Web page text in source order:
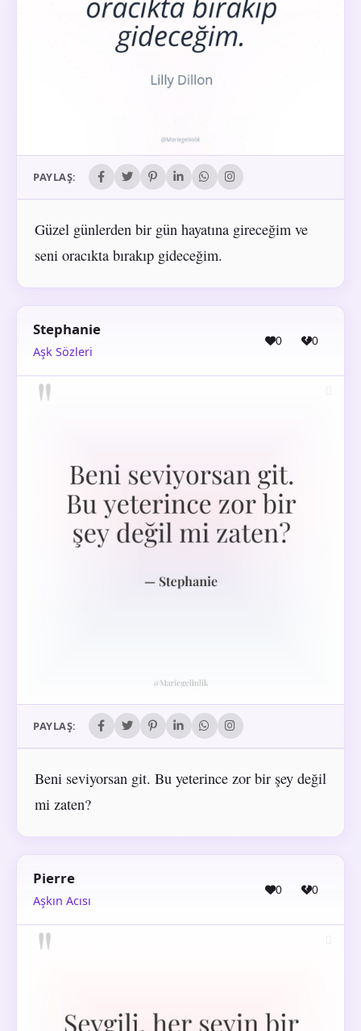
PAYLAŞ:
Güzel günlerden bir gün hayatına gireceğim ve
seni oracıkta bırakıp gideceğim.
Stephanie
Aşk Sözleri
0 0
PAYLAŞ:
Beni seviyorsan git. Bu yeterince zor bir şey değil
mi zaten?
Pierre
Aşkın Acısı
0 0